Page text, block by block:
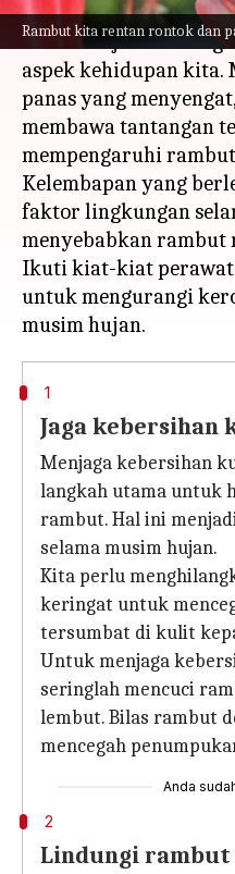
Rambut kita rentan rontok dan
Kadang-kadang kita
musim hujan
aspek kehidupan kita.
panas yang
membawa tantangan
mempengaruhi
Kelembapan yang
faktor lingkungan
menyebabkan rambut
Ikuti kiat-kiat
untuk mengurangi
1
Jaga kebersihan
Menjaga kebersihan
langkah utama untuk
rambut. Hal ini
selama musim hujan.
Kita perlu
keringat untuk
tersumbat di kulit
Untuk menjaga
seringlah mencuci
lembut. Bilas rambut
mencegah
Anda
2
Lindungi